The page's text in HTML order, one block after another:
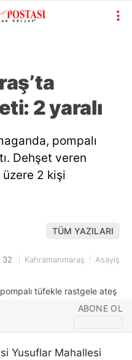
Facebook
2 yaralı
pompalı
Dehşet veren
üzere 2 kişi
TÜM YAZILARI
32 Kahramanmaraş Asayiş
ABONE OL
Yusuflar Mahallesi